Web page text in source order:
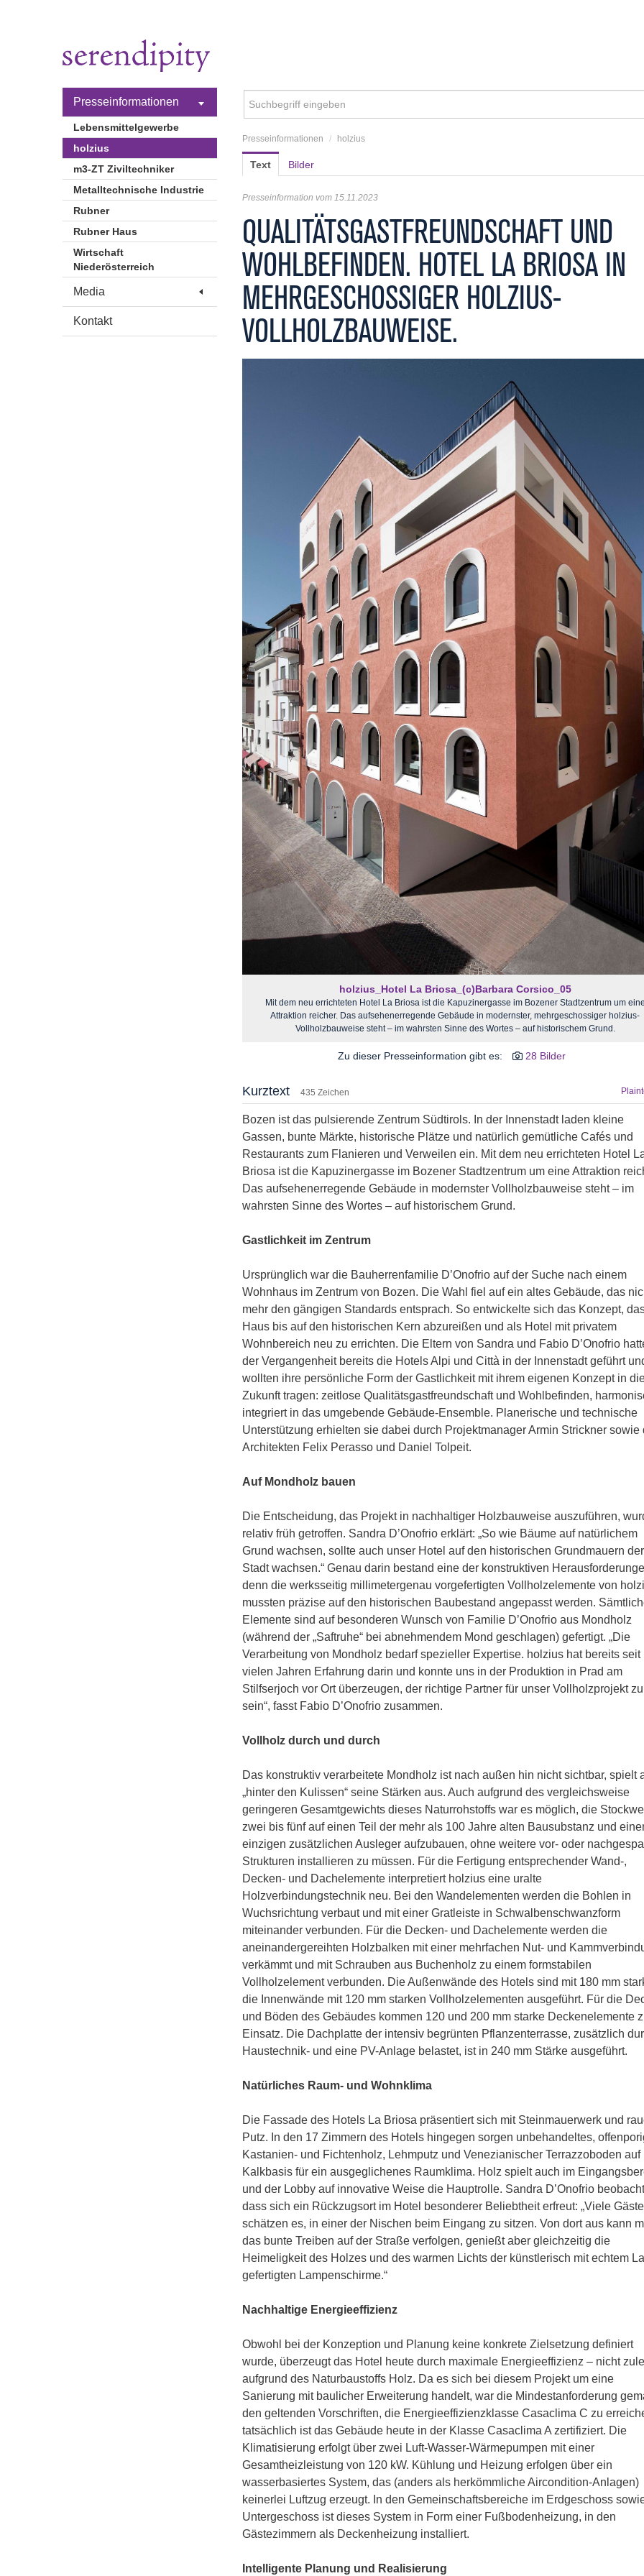
Presseinformationen
Lebensmittelgewerbe
holzius
m3-ZT Ziviltechniker
Metalltechnische Industrie
Rubner
Rubner Haus
Wirtschaft
Niederösterreich
Media
Kontakt
Presseinformationen / holzius
Text Bilder
Presseinformation vom 15.11.2023
QUALITÄTSGASTFREUNDSCHAFT UND
WOHLBEFINDEN. HOTEL LA BRIOSA IN
MEHRGESCHOSSIGER HOLZIUS-
VOLLHOLZBAUWEISE.
holzius_Hotel La Briosa_(c)Barbara Corsico_05
Mit dem neu errichteten Hotel La Briosa ist die Kapuzinergasse im Bozener Stadtzentrum um eine
Attraktion reicher. Das aufsehenerregende Gebäude in modernster, mehrgeschossiger holzius-
Vollholzbauweise steht – im wahrsten Sinne des Wortes – auf historischem Grund.
Zu dieser Presseinformation gibt es: 28 Bilder
Kurztext 435 Zeichen
Bozen ist das pulsierende Zentrum Südtirols. In der Innenstadt laden kleine
Gassen, bunte Märkte, historische Plätze und natürlich gemütliche Cafés und
Restaurants zum Flanieren und Verweilen ein. Mit dem neu errichteten Hotel
Briosa ist die Kapuzinergasse im Bozener Stadtzentrum um eine Attraktion
Das aufsehenerregende Gebäude in modernster Vollholzbauweise steht – im
wahrsten Sinne des Wortes – auf historischem Grund.
Gastlichkeit im Zentrum
Ursprünglich war die Bauherrenfamilie D’Onofrio auf der Suche nach einem
Wohnhaus im Zentrum von Bozen. Die Wahl fiel auf ein altes Gebäude, das
mehr den gängigen Standards entsprach. So entwickelte sich das Konzept,
Haus bis auf den historischen Kern abzureißen und als Hotel mit privatem
Wohnbereich neu zu errichten. Die Eltern von Sandra und Fabio D’Onofrio
der Vergangenheit bereits die Hotels Alpi und Città in der Innenstadt geführt
wollten ihre persönliche Form der Gastlichkeit mit ihrem eigenen Konzept in
Zukunft tragen: zeitlose Qualitätsgastfreundschaft und Wohlbefinden,
integriert in das umgebende Gebäude-Ensemble. Planerische und technische
Unterstützung erhielten sie dabei durch Projektmanager Armin Strickner sowie
Architekten Felix Perasso und Daniel Tolpeit.
Auf Mondholz bauen
Die Entscheidung, das Projekt in nachhaltiger Holzbauweise auszuführen,
relativ früh getroffen. Sandra D’Onofrio erklärt: „So wie Bäume auf natürlichem
Grund wachsen, sollte auch unser Hotel auf den historischen Grundmauern der
Stadt wachsen.“ Genau darin bestand eine der konstruktiven
denn die werksseitig millimetergenau vorgefertigten Vollholzelemente von
mussten präzise auf den historischen Baubestand angepasst werden.
Elemente sind auf besonderen Wunsch von Familie D’Onofrio aus Mondholz
(während der „Saftruhe“ bei abnehmendem Mond geschlagen) gefertigt. „Die
Verarbeitung von Mondholz bedarf spezieller Expertise. holzius hat bereits seit
vielen Jahren Erfahrung darin und konnte uns in der Produktion in Prad am
Stilfserjoch vor Ort überzeugen, der richtige Partner für unser Vollholzprojekt zu
sein“, fasst Fabio D’Onofrio zusammen.
Vollholz durch und durch
Das konstruktiv verarbeitete Mondholz ist nach außen hin nicht sichtbar, spielt
„hinter den Kulissen“ seine Stärken aus. Auch aufgrund des vergleichsweise
geringeren Gesamtgewichts dieses Naturrohstoffs war es möglich, die
zwei bis fünf auf einen Teil der mehr als 100 Jahre alten Bausubstanz und
einzigen zusätzlichen Ausleger aufzubauen, ohne weitere vor- oder
Strukturen installieren zu müssen. Für die Fertigung entsprechender Wand-,
Decken- und Dachelemente interpretiert holzius eine uralte
Holzverbindungstechnik neu. Bei den Wandelementen werden die Bohlen in
Wuchsrichtung verbaut und mit einer Gratleiste in Schwalbenschwanzform
miteinander verbunden. Für die Decken- und Dachelemente werden die
aneinandergereihten Holzbalken mit einer mehrfachen Nut- und
verkämmt und mit Schrauben aus Buchenholz zu einem formstabilen
Vollholzelement verbunden. Die Außenwände des Hotels sind mit 180 mm
die Innenwände mit 120 mm starken Vollholzelementen ausgeführt. Für die
und Böden des Gebäudes kommen 120 und 200 mm starke Deckenelemente
Einsatz. Die Dachplatte der intensiv begrünten Pflanzenterrasse, zusätzlich
Haustechnik- und eine PV-Anlage belastet, ist in 240 mm Stärke ausgeführt.
Natürliches Raum- und Wohnklima
Die Fassade des Hotels La Briosa präsentiert sich mit Steinmauerwerk und
Putz. In den 17 Zimmern des Hotels hingegen sorgen unbehandeltes,
Kastanien- und Fichtenholz, Lehmputz und Venezianischer Terrazzoboden auf
Kalkbasis für ein ausgeglichenes Raumklima. Holz spielt auch im
und der Lobby auf innovative Weise die Hauptrolle. Sandra D’Onofrio
dass sich ein Rückzugsort im Hotel besonderer Beliebtheit erfreut: „Viele Gäste
schätzen es, in einer der Nischen beim Eingang zu sitzen. Von dort aus kann
das bunte Treiben auf der Straße verfolgen, genießt aber gleichzeitig die
Heimeligkeit des Holzes und des warmen Lichts der künstlerisch mit echtem
gefertigten Lampenschirme.“
Nachhaltige Energieeffizienz
Obwohl bei der Konzeption und Planung keine konkrete Zielsetzung definiert
wurde, überzeugt das Hotel heute durch maximale Energieeffizienz – nicht
aufgrund des Naturbaustoffs Holz. Da es sich bei diesem Projekt um eine
Sanierung mit baulicher Erweiterung handelt, war die Mindestanforderung
den geltenden Vorschriften, die Energieeffizienzklasse Casaclima C zu
tatsächlich ist das Gebäude heute in der Klasse Casaclima A zertifiziert. Die
Klimatisierung erfolgt über zwei Luft-Wasser-Wärmepumpen mit einer
Gesamtheizleistung von 120 kW. Kühlung und Heizung erfolgen über ein
wasserbasiertes System, das (anders als herkömmliche Aircondition-Anlagen)
keinerlei Luftzug erzeugt. In den Gemeinschaftsbereiche im Erdgeschoss
Untergeschoss ist dieses System in Form einer Fußbodenheizung, in den
Gästezimmern als Deckenheizung installiert.
Intelligente Planung und Realisierung